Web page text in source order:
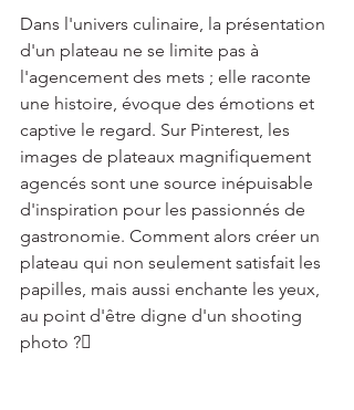
Dans l'univers culinaire, la présentation
d'un plateau ne se limite pas à
l'agencement des mets ; elle raconte
une histoire, évoque des émotions et
captive le regard. Sur Pinterest, les
images de plateaux magnifiquement
agencés sont une source inépuisable
d'inspiration pour les passionnés de
gastronomie. Comment alors créer un
plateau qui non seulement satisfait les
papilles, mais aussi enchante les yeux,
au point d'être digne d'un shooting
photo ?